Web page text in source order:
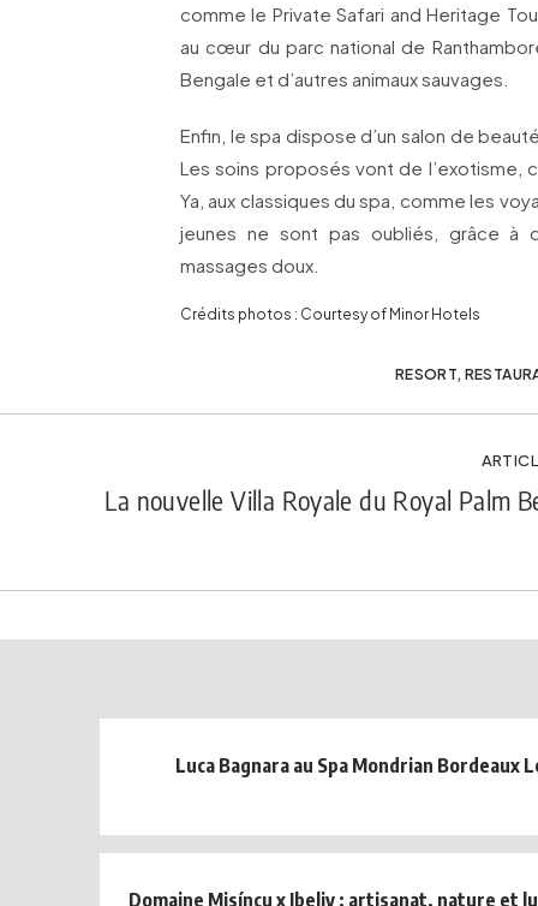
comme le Private Safari and Heritage
au cœur du parc national de
Bengale et d’autres animaux sauvages.
Enfin, le spa dispose d’un salon de
Les soins proposés vont de l’exotisme,
Ya, aux classiques du spa, comme les
jeunes ne sont pas oubliés, grâce à
massages doux.
Crédits photos : Courtesy of Minor Hotels
RESORT,
La nouvelle Villa Royale du Royal Palm
Luca Bagnara au Spa Mondrian Bordeaux
Domaine Misíncu x Ibeliv : artisanat, nature et